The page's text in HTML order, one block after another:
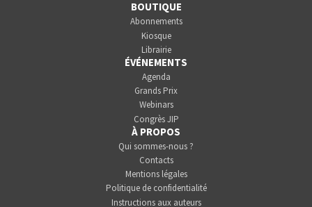
BOUTIQUE
Abonnements
Kiosque
Librairie
ÉVÉNEMENTS
Agenda
Grands Prix
Webinars
Congrès JIP
À PROPOS
Qui sommes-nous ?
Contacts
Mentions légales
Politique de confidentialité
Instructions aux auteurs